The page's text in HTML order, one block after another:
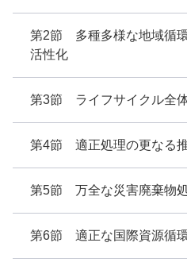
第2節 多種多様な地域循
活性化
第3節 ライフサイクル全
第4節 適正処理の更なる
第5節 万全な災害廃棄物
第6節 適正な国際資源循